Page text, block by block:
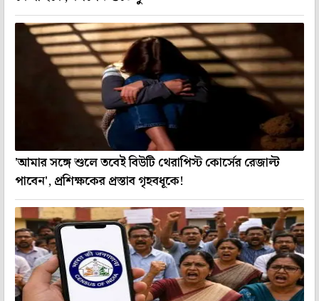
'আমার সঙ্গে শুলে তবেই বিউটি থেরাপিস্ট কোর্সের রেজাল্ট
পাবেন', প্রশিক্ষকের প্রস্তাব গৃহবধূকে!